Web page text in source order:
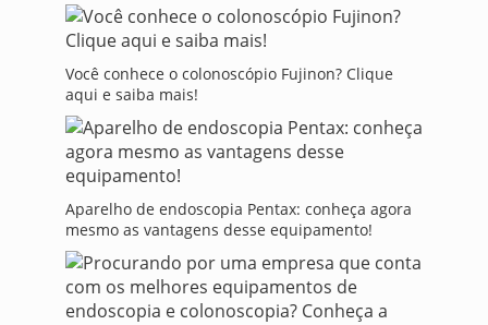
Você conhece o colonoscópio Fujinon? Clique
aqui e saiba mais!
Aparelho de endoscopia Pentax: conheça agora
mesmo as vantagens desse equipamento!